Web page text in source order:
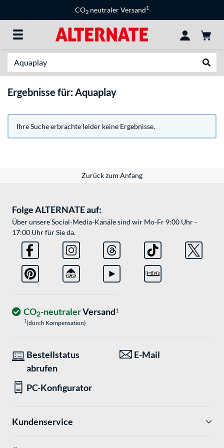
CO2 neutraler Versand1
Ergebnisse für: Aquaplay
Ihre Suche erbrachte leider keine Ergebnisse.
Zurück zum Anfang
Folge ALTERNATE auf:
Über unsere Social-Media-Kanäle sind wir Mo-Fr 9:00 Uhr -
17:00 Uhr für Sie da.
CO2-neutralerVersand1
1(durch Kompensation)
Bestellstatus
abrufen
E-Mail
PC-Konfigurator
Kundenservice